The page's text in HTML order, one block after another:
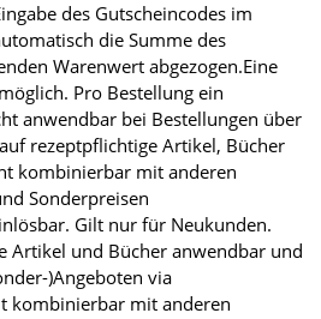
des Gutscheincodes im
die Summe des
Warenwert abgezogen.Eine
Pro Bestellung ein
anwendbar bei Bestellungen über
rezeptpflichtige Artikel, Bücher
kombinierbar mit anderen
Sonderpreisen
Gilt nur für Neukunden.
Artikel und Bücher anwendbar und
)Angeboten via
kombinierbar mit anderen